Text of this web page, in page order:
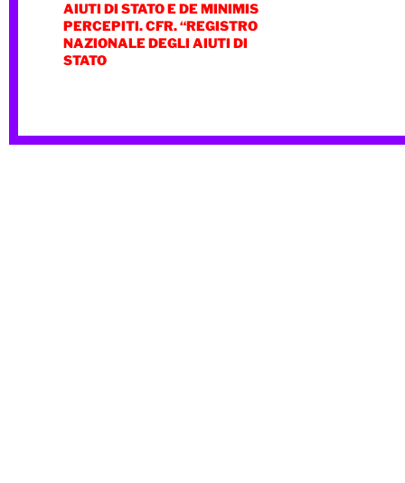
AIUTI DI STATO E DE MINIMIS
PERCEPITI. CFR. “REGISTRO
NAZIONALE DEGLI AIUTI DI
STATO